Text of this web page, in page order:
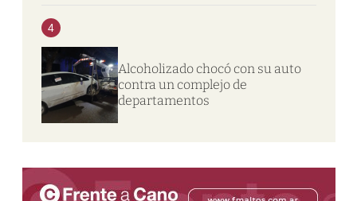
4
Alcoholizado chocó con su auto
contra un complejo de
departamentos